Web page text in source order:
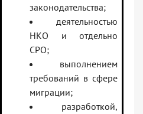
законодательства;
деятельностью
НКО и отдельно
СРО;
выполнением
требований в сфере
миграции;
разработкой,